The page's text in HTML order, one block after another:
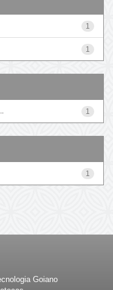
1
1
1
1
Goiano